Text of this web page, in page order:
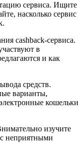
сервиса. Ищите
насколько сервис
cashback-сервиса.
в
и как
средств.
варианты,
кошельки
изучите
с неприятными